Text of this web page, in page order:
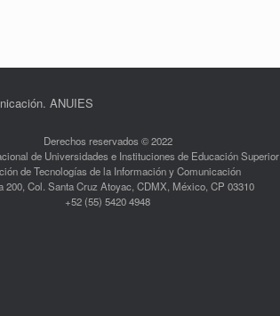
ANUIES
Derechos reservados © 2022
de Universidades e Instituciones de Educación Superior
de Tecnologías de la Información y Comunicación
200, Col. Santa Cruz Atoyac, CDMX, México, CP 03310
+52 (55) 5420 4948